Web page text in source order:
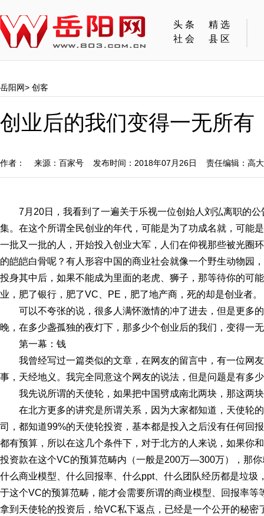
头条
精选
社会
县区
岳阳网> 创客
创业后的我们变得一无所有
作者： 来源：百家号 发布时间：2018年07月26日 责任编辑：高
7月20日，我看到了一遍关于乐视一位创始人刘弘离职的
集。在这个所谓全民创业的年代，可能是为了功成名就，可能
一批又一批的人，开始投入创业大军，人们在仰视那些被光圈
的皑皑白骨呢？有人形容中国的商业社会就像一个野生动物园
投身其中后，如果不能成为里面的老虎、狮子，那等待你的可
业，肥了银行，肥了VC、PE，肥了地产商，死的却是创业者。
可以不夸张的说，很多人满怀激情的冲了进去，但是更多
晚，在多少盏孤独的夜灯下，那多少个创业后的我们，变得一
第一幕：钱
我曾经写过一篇类似的文章，在网友的留言中，有一位网
事，天经地义。我完全同意这个网友的说法，但是问题是有多
我先说所谓的天使轮，如果把中国劈成南北两块，那这两
在北方更多的讲究是所谓关系，因为大家都知道，天使轮
司，都知道99%的天使轮投资，基本都是投入之后没有任何回
都有预算，所以在这几个条件下，对于北方的人来说，如果你
投资款在这个VC的预算范畴内（一般是200万—300万），那
什么商业模型、什么回报率、什么ppt、什么团队经历都是垃
于这个VC的预算范畴，能才会需要所谓的商业模型、回报率
拿到天使轮的投资后，给VC私下返点，已经是一个公开的秘